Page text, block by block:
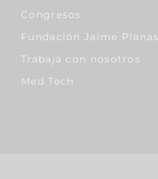
Congresos
Fundación Jaime Planas
Trabaja con nosotros
Med Tech